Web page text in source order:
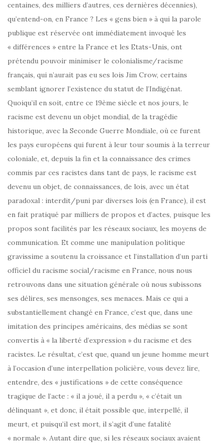
centaines, des milliers d’autres, ces dernières décennies),
qu’entend-on, en France ? Les « gens bien » à qui la parole
publique est réservée ont immédiatement invoqué les
« différences » entre la France et les Etats-Unis, ont
prétendu pouvoir minimiser le colonialisme/racisme
français, qui n’aurait pas eu ses lois Jim Crow, certains
semblant ignorer l’existence du statut de l’Indigénat.
Quoiqu’il en soit, entre ce 19ème siècle et nos jours, le
racisme est devenu un objet mondial, de la tragédie
historique, avec la Seconde Guerre Mondiale, où ce furent
les pays européens qui furent à leur tour soumis à la terreur
coloniale, et, depuis la fin et la connaissance des crimes
commis par ces racistes dans tant de pays, le racisme est
devenu un objet, de connaissances, de lois, avec un état
paradoxal : interdit/puni par diverses lois (en France), il est
en fait pratiqué par milliers de propos et d’actes, puisque les
propos sont facilités par les réseaux sociaux, les moyens de
communication. Et comme une manipulation politique
gravissime a soutenu la croissance et l’installation d’un parti
officiel du racisme social/racisme en France, nous nous
retrouvons dans une situation générale où nous subissons
ses délires, ses mensonges, ses menaces. Mais ce qui a
substantiellement changé en France, c’est que, dans une
imitation des principes américains, des médias se sont
convertis à « la liberté d’expression » du racisme et des
racistes. Le résultat, c’est que, quand un jeune homme meurt
à l’occasion d’une interpellation policière, vous devez lire,
entendre, des « justifications » de cette conséquence
tragique de l’acte : « il a joué, il a perdu », « c’était un
délinquant », et donc, il était possible que, interpellé, il
meurt, et puisqu’il est mort, il s’agit d’une fatalité
« normale ». Autant dire que, si les réseaux sociaux avaient